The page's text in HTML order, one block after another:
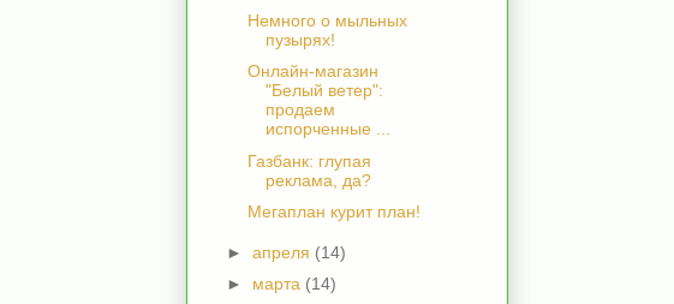
Немного о мыльных
пузырях!
Онлайн-магазин
"Белый ветер":
продаем
испорченные ...
Газбанк: глупая
реклама, да?
Мегаплан курит план!
► апреля (14)
► марта (14)